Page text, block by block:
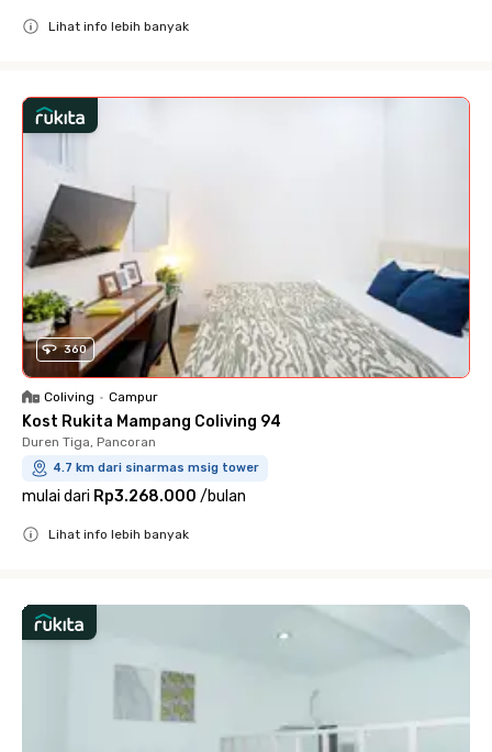
Lihat info lebih banyak
360
Coliving • Campur
Kost Rukita Mampang Coliving 94
Duren Tiga, Pancoran
4.7 km dari sinarmas msig tower
mulai dari Rp3.268.000 /bulan
Lihat info lebih banyak